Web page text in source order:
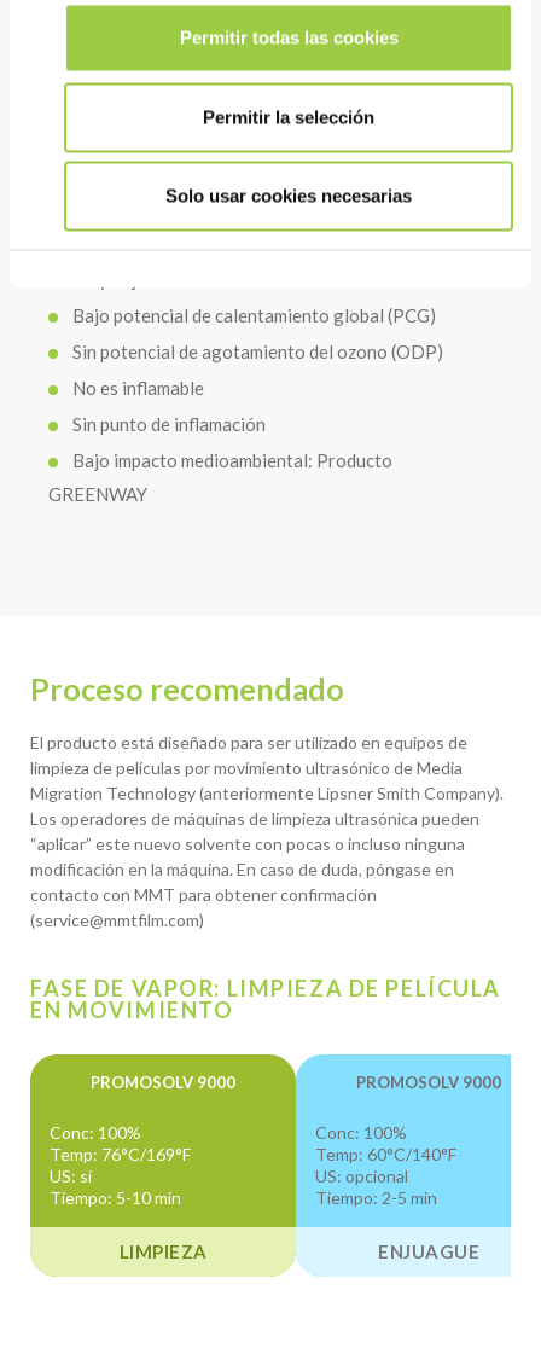
Permitir todas las cookies
Permitir la selección
Solo usar cookies necesarias
asegura una óptima duración
Se puede devolver para reciclar y reutilizar
Su relativamente alto punto de ebullición reduce su
Bajo potencial de calentamiento global (PCG)
Sin potencial de agotamiento del ozono (ODP)
No es inflamable
Sin punto de inflamación
Bajo impacto medioambiental: Producto
GREENWAY
Proceso recomendado
El producto está diseñado para ser utilizado en equipos de
limpieza de películas por movimiento ultrasónico de Media
Migration Technology (anteriormente Lipsner Smith Company).
Los operadores de máquinas de limpieza ultrasónica pueden
“aplicar” este nuevo solvente con pocas o incluso ninguna
modificación en la máquina. En caso de duda, póngase en
contacto con MMT para obtener confirmación
(service@mmtfilm.com)
FASE DE VAPOR: LIMPIEZA DE PELÍCULA
EN MOVIMIENTO
PROMOSOLV 9000
Conc: 100%
Temp: 76°C/169°F
US: sí
Tiempo: 5-10 min
LIMPIEZA
PROMOSOLV 9000
Conc: 100%
Temp: 60°C/140°F
US: opcional
Tiempo: 2-5 min
ENJUAGUE